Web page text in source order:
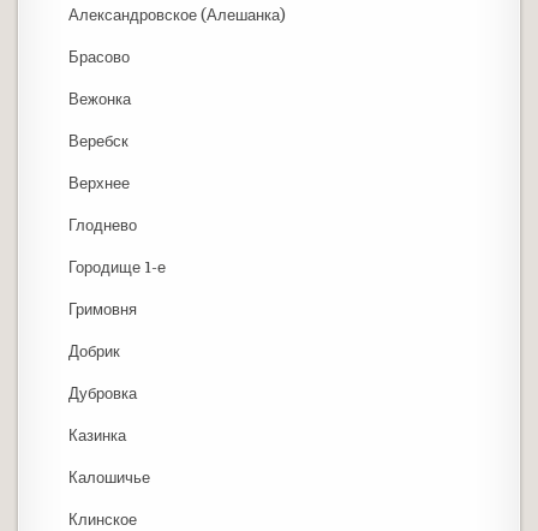
Александровское (Алешанка)
Брасово
Вежонка
Веребск
Верхнее
Глоднево
Городище 1-е
Гримовня
Добрик
Дубровка
Казинка
Калошичье
Клинское